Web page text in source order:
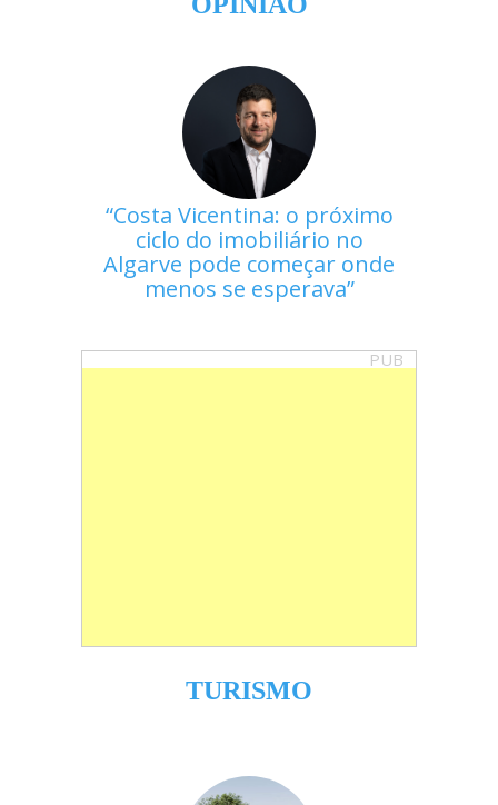
Costa Vicentina: o próximo
ciclo do imobiliário no
Algarve pode começar onde
menos se esperava
PUB
TURISMO